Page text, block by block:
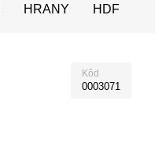
HRANY HDF
Kôd
0003071